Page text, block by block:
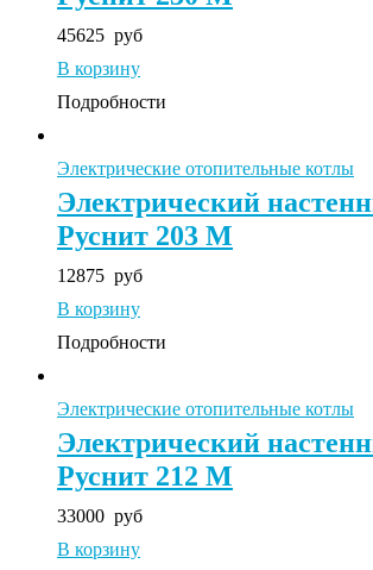
45625 руб
В корзину
Подробности
Электрические отопительные котлы
Электрический
Руснит 203 М
12875 руб
В корзину
Подробности
Электрические отопительные котлы
Электрический
Руснит 212 М
33000 руб
В корзину